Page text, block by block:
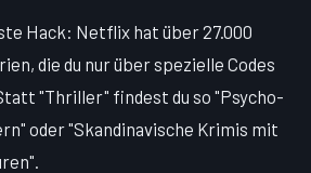
Hack: Netflix hat über 27.000
die du nur über spezielle Codes
"Thriller" findest du so "Psycho-
oder "Skandinavische Krimis mit